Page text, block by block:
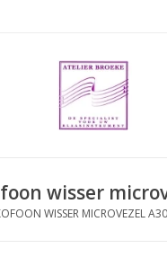
wisser
WISSER MICROVEZEL A30